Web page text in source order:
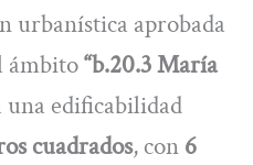
urbanística aprobada
ámbito“b.20.3 María
edificabilidad
cuadrados, con 6